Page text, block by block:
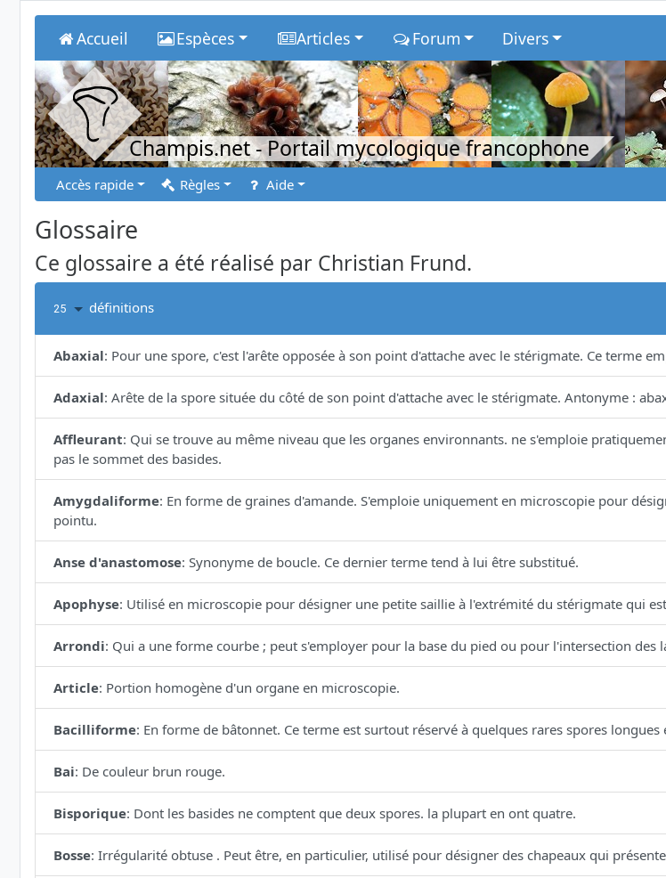
Accueil Espèces Articles Forum Divers
Champis.net- Portail mycologique francophone
Accès rapide Règles Aide
Glossaire
Ce glossaire a été réalisé par Christian Frund.
25 définitions
Abaxial: Pour une spore, c'est l'arête opposée à son point d'attache avec le stérigmate. Ce terme
Adaxial: Arête de la spore située du côté de son point d'attache avec le stérigmate. Antonyme :
Affleurant: Qui se trouve au même niveau que les organes environnants. ne s'emploie
pas le sommet des basides.
Amygdaliforme: En forme de graines d'amande. S'emploie uniquement en microscopie pour
pointu.
Anse d'anastomose: Synonyme de boucle. Ce dernier terme tend à lui être substitué.
Apophyse: Utilisé en microscopie pour désigner une petite saillie à l'extrémité du stérigmate qui
Arrondi: Qui a une forme courbe ; peut s'employer pour la base du pied ou pour l'intersection des
Article: Portion homogène d'un organe en microscopie.
Bacilliforme: En forme de bâtonnet. Ce terme est surtout réservé à quelques rares spores
Bai: De couleur brun rouge.
Bisporique: Dont les basides ne comptent que deux spores. la plupart en ont quatre.
Bosse: Irrégularité obtuse . Peut être, en particulier, utilisé pour désigner des chapeaux qui